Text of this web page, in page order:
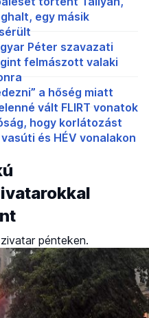
egy másik
Péter szavazati
felmászott valaki
a hőség miatt
vált FLIRT vonatok
hogy korlátozást
és HÉV vonalakon
pénteken.